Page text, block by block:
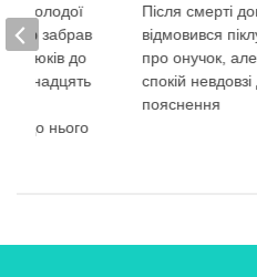
Після смерті
відмовився
про онучок, але
спокій невдовзі
пояснення
молодої
забрав
до
до нього